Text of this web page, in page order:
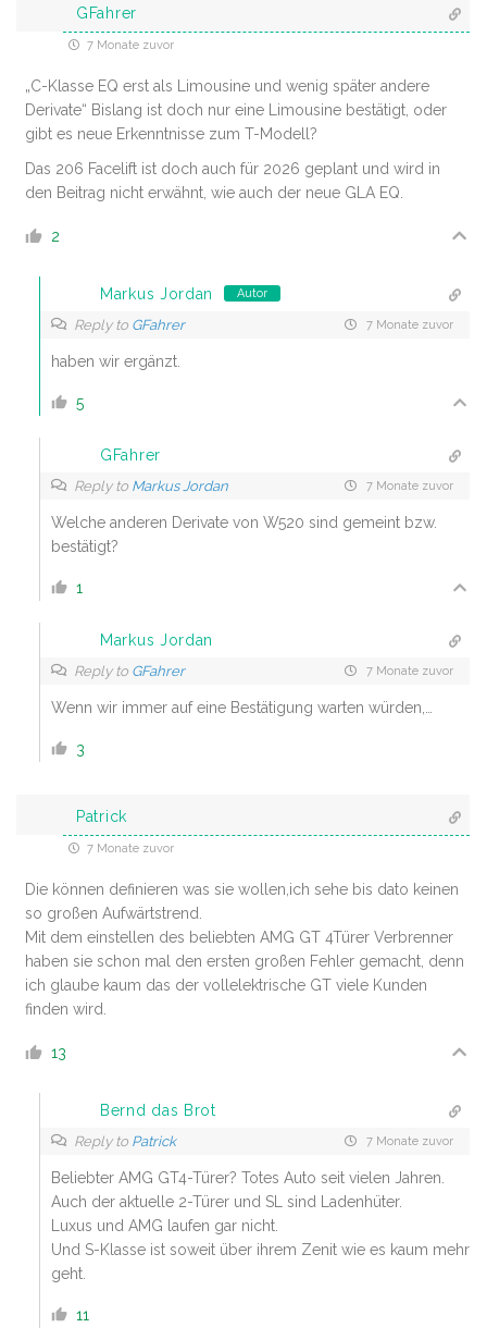
GFahrer
7 Monate zuvor
„C-Klasse EQ erst als Limousine und wenig später andere
Derivate“ Bislang ist doch nur eine Limousine bestätigt, oder
gibt es neue Erkenntnisse zum T-Modell?
Das 206 Facelift ist doch auch für 2026 geplant und wird in
den Beitrag nicht erwähnt, wie auch der neue GLA EQ.
2
Markus Jordan Autor
Reply to GFahrer 7 Monate zuvor
haben wir ergänzt.
5
GFahrer
Reply to Markus Jordan 7 Monate zuvor
Welche anderen Derivate von W520 sind gemeint bzw.
bestätigt?
1
Markus Jordan
Reply to GFahrer 7 Monate zuvor
Wenn wir immer auf eine Bestätigung warten würden,…
3
Patrick
7 Monate zuvor
Die können definieren was sie wollen,ich sehe bis dato keinen
so großen Aufwärtstrend.
Mit dem einstellen des beliebten AMG GT 4Türer Verbrenner
haben sie schon mal den ersten großen Fehler gemacht, denn
ich glaube kaum das der vollelektrische GT viele Kunden
finden wird.
13
Bernd das Brot
Reply to Patrick 7 Monate zuvor
Beliebter AMG GT4-Türer? Totes Auto seit vielen Jahren.
Auch der aktuelle 2-Türer und SL sind Ladenhüter.
Luxus und AMG laufen gar nicht.
Und S-Klasse ist soweit über ihrem Zenit wie es kaum mehr
geht.
11